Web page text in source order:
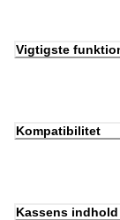
Vigtigste
Kompatibilitet
Kassens indhold